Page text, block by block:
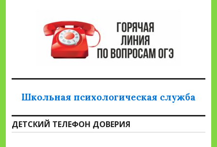
Школьная психологическая служба
ДЕТСКИЙ ТЕЛЕФОН ДОВЕРИЯ